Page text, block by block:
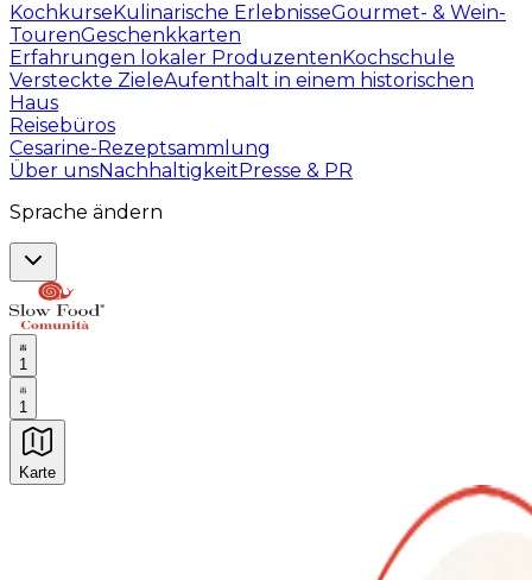
KochkurseKulinarische ErlebnisseGourmet- & Wein-
TourenGeschenkkarten
Erfahrungen lokaler ProduzentenKochschule
Versteckte ZieleAufenthalt in einem historischen
Haus
Reisebüros
Cesarine-Rezeptsammlung
Über unsNachhaltigkeitPresse & PR
Sprache ändern
1
1
Karte
Unvergessliche kulinarische Erlebnisse: